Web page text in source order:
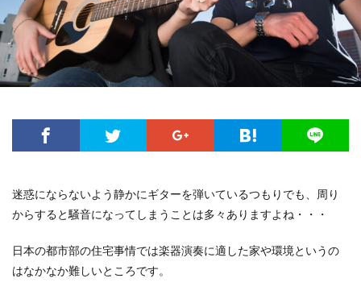
迷惑にならないよう静かにギターを弾いているつもりでも、周り
からすると騒音になってしまうことは多々ありますよね・・・
日本の都市部の住宅事情では楽器演奏に適した家や環境というの
はなかなか難しいところです。